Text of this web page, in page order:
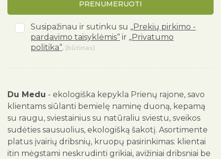
PRENUMERUOTI
Susipažinau ir sutinku su „Prekių pirkimo -
pardavimo taisyklėmis“ ir „Privatumo
politika“. (būtinas)
Du Medu - ekologiška kepykla Prienų rajone, savo
klientams siūlanti bemielę naminę duoną, kepamą
su raugu, sviestainius su natūraliu sviestu, sveikos
sudėties sausuolius, ekologišką šakotį. Asortimente
platus įvairių dribsnių, kruopų pasirinkimas: klientai
itin mėgstami neskrudinti grikiai, avižiniai dribsniai be